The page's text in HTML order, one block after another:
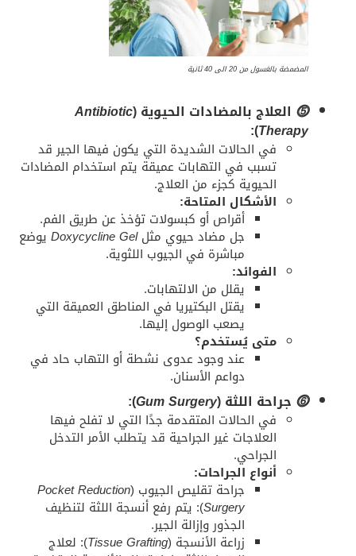
المضمضة بالغسول من 20 الى 40 ثانية
⓹ العلاج بالمضادات الحيوية (Antibiotic
Therapy
):
في الحالات الشديدة التي يكون فيها الجير قد
تسبب في التهابات عميقة يتم استخدام المضادات
الحيوية كجزء من العلاج.
الأشكال المتاحة:
أقراص أو كبسولات تؤخذ عن طريق الفم.
جل مضاد حيوي مثلDoxycycline Gel يوضع
مباشرة في الجيوب اللثوية.
الفوائد:
يقلل من الالتهابات.
يقتل البكتيريا في المناطق العميقة التي
يصعب الوصول إليها.
متى يُستخدم؟
عند وجود عدوى نشطة أو التهاب حاد في
دواعم الأسنان.
⓺ جراحة اللثة (Gum Surgery
):
في الحالات المتقدمة جدًا التي لا تفلح فيها
العلاجات غير الجراحية قد يتطلب الأمر التدخل
الجراحي.
أنواع الجراحات:
جراحة تقليص الجيوب (Pocket Reduction
Surgery): يتم رفع أنسجة اللثة لتنظيف
الجذور وإزالة الجير.
زراعة الأنسجة (Tissue Grafting): لعلاج